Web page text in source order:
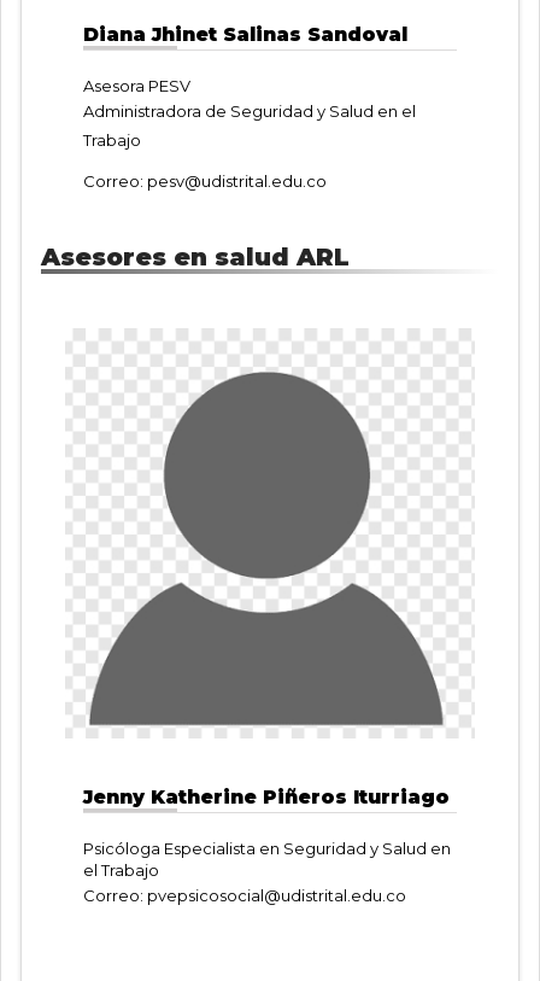
Diana Jhinet Salinas Sandoval
Asesora PESV
Administradora de Seguridad y Salud en el
Trabajo
Correo: pesv@udistrital.edu.co
Asesores en salud ARL
Jenny Katherine Piñeros Iturriago
Psicóloga Especialista en Seguridad y Salud en
el Trabajo
Correo: pvepsicosocial@udistrital.edu.co